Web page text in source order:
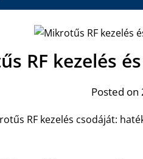
RF kezelés
Posted on
RF kezelés csodáját: